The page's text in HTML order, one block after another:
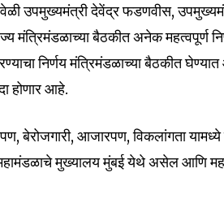
of
part
respect your privacy and
with us.
उपमुख्यमंत्री देवेंद्र फडणवीस,
मंत्रिमंडळाच्या बैठकीत अनेक महत्वपूर्ण
निर्णय मंत्रिमंडळाच्या बैठकीत
होणार आहे.
बेरोजगारी, आजारपण, विकलांगता
महामंडळाचे मुख्यालय मुंबई येथे असेल आणि